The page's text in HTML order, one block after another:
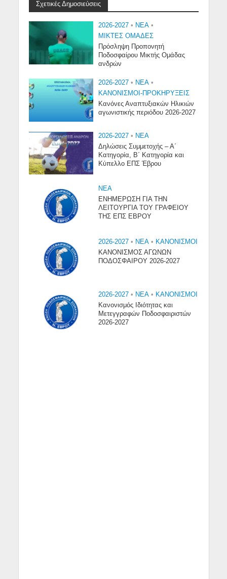
Σχετικές Δημοσιεύσεις
2026-2027 • NEA •
ΜΙΚΤΕΣ ΟΜΑΔΕΣ
Πρόσληψη Προπονητή
Ποδοσφαίρου Μικτής Ομάδας
ανδρών
2026-2027 • NEA •
ΚΑΝΟΝΙΣΜΟΙ-ΠΡΟΚΗΡΥΞΕΙΣ
Κανόνες Αναπτυξιακών Ηλικιών
αγωνιστικής περιόδου 2026-2027
2026-2027 • NEA
Δηλώσεις Συμμετοχής – Α΄
Κατηγορία, Β΄ Κατηγορία και
Κύπελλο ΕΠΣ Έβρου
NEA
ΕΝΗΜΕΡΩΣΗ ΓΙΑ ΤΗΝ
ΛΕΙΤΟΥΡΓΙΑ ΤΟΥ ΓΡΑΦΕΙΟΥ
ΤΗΣ ΕΠΣ ΕΒΡΟΥ
2026-2027 • NEA • ΚΑΝΟΝΙΣΜΟΙ
ΚΑΝΟΝΙΣΜΟΣ ΑΓΩΝΩΝ
ΠΟΔΟΣΦΑΙΡΟΥ 2026-2027
2026-2027 • NEA • ΚΑΝΟΝΙΣΜΟΙ
Κανονισμός Ιδιότητας και
Μετεγγραφών Ποδοσφαιριστών
2026-2027